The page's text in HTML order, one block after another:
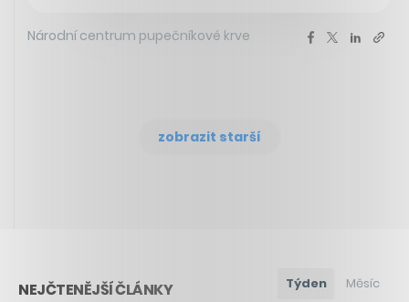
Národní centrum pupečníkové krve
zobrazit starší
NEJČTENĚJŠÍ ČLÁNKY Týden Měsíc